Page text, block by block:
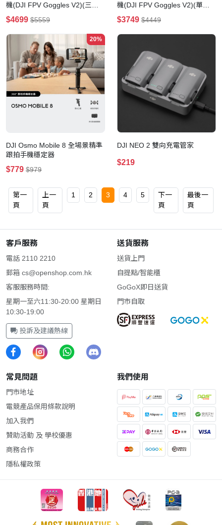
機(DJI FPV Goggles V2)(三電-
暢飛套裝)
$4699 $5559
機(DJI FPV Goggles V2)(單電-
暢飛套裝)
$3749 $4449
20%
DJI Osmo Mobile 8 全場景精準
跟拍手機穩定器
$779 $979
DJI NEO 2 雙向充電管家
$219
第一
頁
上一
頁
1 2 3 4 5
下一
頁
最後一
頁
客戶服務
電話 2110 2210
郵箱 cs@openshop.com.hk
客服服務時間:
星期一至六11:30-20:00 星期日
10:30-19:00
投訴及建議熱線
送貨服務
送貨上門
自提點/智能櫃
GoGoX即日送貨
門市自取
常見問題
門市地址
電競產品保用條款說明
加入我們
贊助活動 及 學校優惠
商務合作
隱私權政策
我們使用